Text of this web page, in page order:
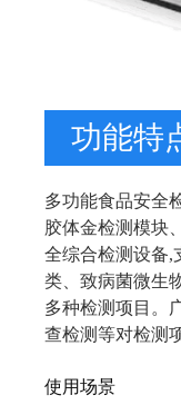
功能特
多功能食品安全
胶体金检测模块
全综合检测设备,
类、致病菌微生
多种检测项目。
查检测等对检测
使用场景